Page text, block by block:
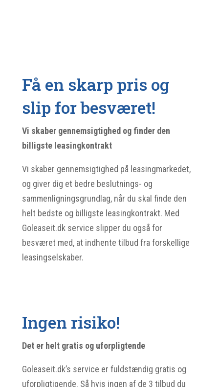
Få en skarp pris og
slip for besværet!
Vi skaber gennemsigtighed og finder den
billigste leasingkontrakt
Vi skaber gennemsigtighed på leasingmarkedet,
og giver dig et bedre beslutnings- og
sammenligningsgrundlag, når du skal finde den
helt bedste og billigste leasingkontrakt. Med
Goleaseit.dk service slipper du også for
besværet med, at indhente tilbud fra forskellige
leasingselskaber.
Ingen risiko!
Det er helt gratis og uforpligtende
Goleaseit.dk’s service er fuldstændig gratis og
uforpligtigende. Så hvis ingen af de 3 tilbud du